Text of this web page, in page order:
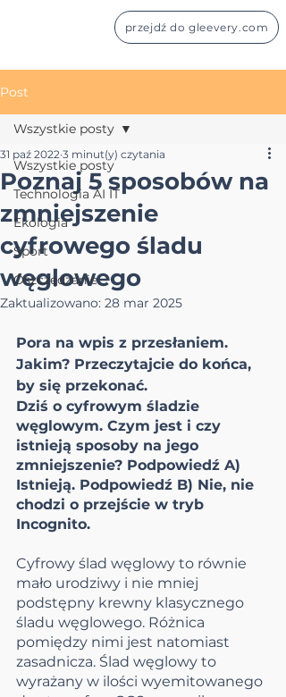
przejdź do gleevery.com
Post
Wszystkie posty
Technologia AI IT
Ekologia
Sport
Oszczędzanie
Wszystkie posty
Poznaj 5 sposobów na
zmniejszenie
cyfrowego śladu
węglowego
31 paź 2022 3 minut(y) czytania
Zaktualizowano: 28 mar 2025
Pora na wpis z przesłaniem.
Jakim? Przeczytajcie do końca,
by się przekonać.
Dziś o cyfrowym śladzie
węglowym. Czym jest i czy
istnieją sposoby na jego
zmniejszenie? Podpowiedź A)
Istnieją. Podpowiedź B) Nie, nie
chodzi o przejście w tryb
Incognito.
Cyfrowy ślad węglowy to równie
mało urodziwy i nie mniej
podstępny krewny klasycznego
śladu węglowego. Różnica
pomiędzy nimi jest natomiast
zasadnicza. Ślad węglowy to
wyrażany w ilości wyemitowanego